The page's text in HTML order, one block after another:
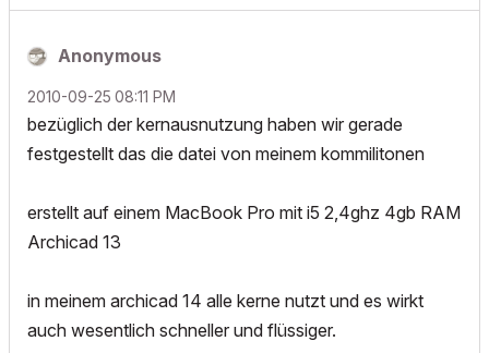
Anonymous
‎2010-09-25 08:11 PM
bezüglich der kernausnutzung haben wir gerade
festgestellt das die datei von meinem kommilitonen
erstellt auf einem MacBook Pro mit i5 2,4ghz 4gb RAM
Archicad 13
in meinem archicad 14 alle kerne nutzt und es wirkt
auch wesentlich schneller und flüssiger.